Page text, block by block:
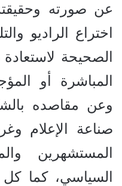
عن صورته
اختراع الراديو
الصحيحة
المباشرة أو
وعن مقاصده
صناعة الإعلام
المستشهرين
السياسي، كما